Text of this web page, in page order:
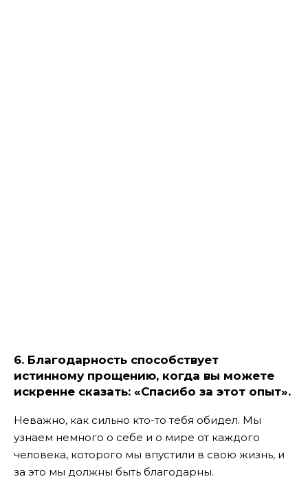
6. Благодарность способствует
истинному прощению, когда вы можете
искренне сказать: «Спасибо за этот опыт».
Неважно, как сильно кто-то тебя обидел. Мы
узнаем немного о себе и о мире от каждого
человека, которого мы впустили в свою жизнь, и
за это мы должны быть благодарны.